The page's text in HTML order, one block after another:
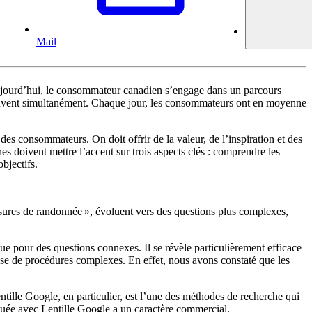
Mail
le consommateur canadien s’engage dans un parcours
simultanément. Chaque jour, les consommateurs ont en moyenne
consommateurs. On doit offrir de la valeur, de l’inspiration et des
doivent mettre l’accent sur trois aspects clés : comprendre les
de randonnée », évoluent vers des questions plus complexes,
pour des questions connexes. Il se révèle particulièrement efficace
de procédures complexes. En effet, nous avons constaté que les
Google, en particulier, est l’une des méthodes de recherche qui
avec Lentille Google a un caractère commercial.